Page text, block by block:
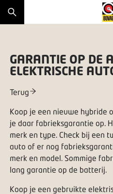
GARANTIE OP DE
ELEKTRISCHE
Terug
Koop je een nieuwe hybride
je daar fabrieksgarantie op.
merk en type. Check bij een
auto of er nog
merk en model. Sommige
lang garantie op de batterij.
Koop je een gebruikte